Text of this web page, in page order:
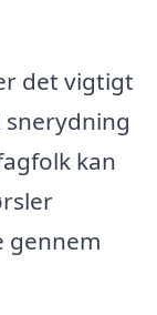
det vigtigt
snerydning
kan
gennem